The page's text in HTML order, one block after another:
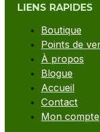
LIENS RAPIDES
Boutique
Points de
À propos
Blogue
Accueil
Contact
Mon compte